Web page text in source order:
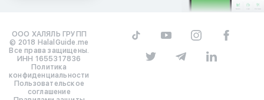
ООО ХАЛЯЛЬ ГРУПП
© 2018 HalalGuide.me
Все права защищены.
ИНН 1655317836
Политика
конфиденциальности
Пользовательское
соглашение